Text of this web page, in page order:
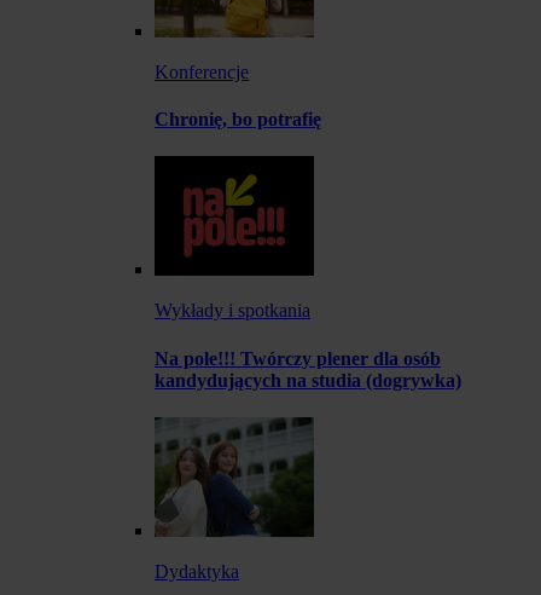
Konferencje
Chronię, bo potrafię
Wykłady i spotkania
Na pole!!! Twórczy plener dla osób
kandydujących na studia (dogrywka)
Dydaktyka